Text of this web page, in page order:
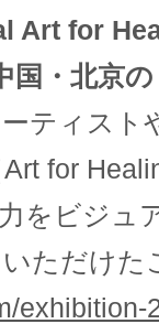
Art for
国・北京
ティスト
for
をビジュ
ただけ
exhibition-